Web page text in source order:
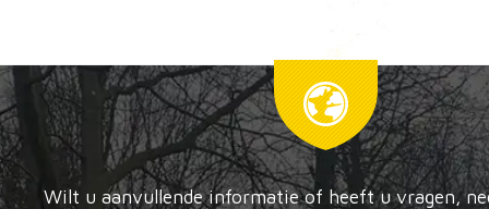
Wilt u aanvullende informatie of heeft u vragen,